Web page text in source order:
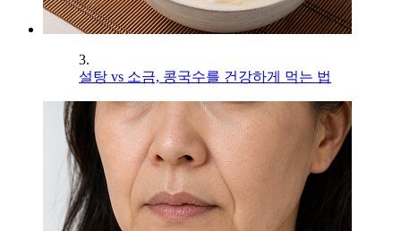
3.
설탕 vs 소금, 콩국수를 건강하게 먹는 법